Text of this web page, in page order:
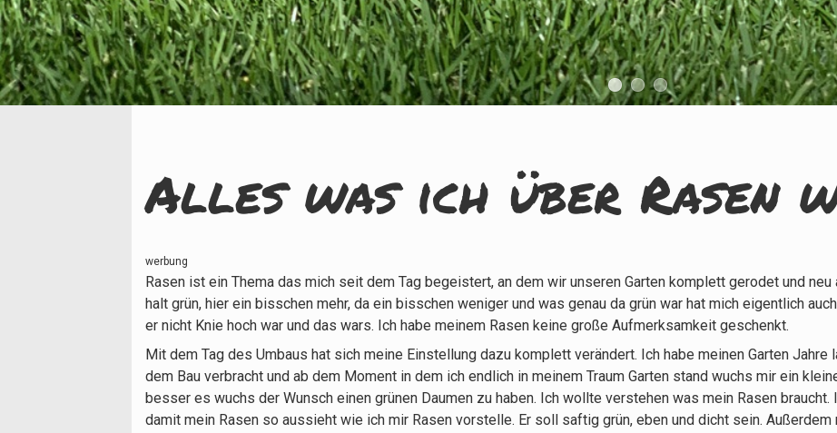
Alles was ich über Rasen
werbung
Rasen ist ein Thema das mich seit dem Tag begeistert, an dem wir unseren Garten komplett gerodet und
halt grün, hier ein bisschen mehr, da ein bisschen weniger und was genau da grün war hat mich eigentlich
er nicht Knie hoch war und das wars. Ich habe meinem Rasen keine große Aufmerksamkeit geschenkt.
Mit dem Tag des Umbaus hat sich meine Einstellung dazu komplett verändert. Ich habe meinen Garten
dem Bau verbracht und ab dem Moment in dem ich endlich in meinem Traum Garten stand wuchs mir ein
besser es wuchs der Wunsch einen grünen Daumen zu haben. Ich wollte verstehen was mein Rasen
damit mein Rasen so aussieht wie ich mir Rasen vorstelle. Er soll saftig grün, eben und dicht sein.